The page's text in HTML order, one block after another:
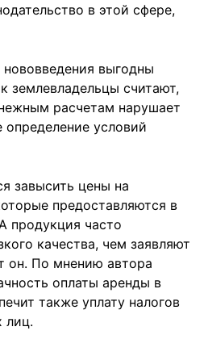
в этой сфере,
выгодны
землевладельцы считают,
расчетам нарушает
определение условий
завысить цены на
предоставляются в
продукция часто
качества, чем заявляют
он. По мнению автора
оплаты аренды в
также уплату налогов
лиц.